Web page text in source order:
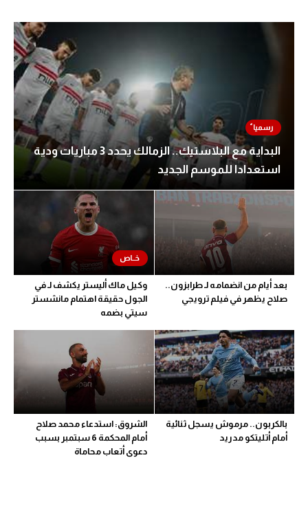
البداية مع البلاستيك.. الزمالك يحدد 3 مباريات ودية
استعدادا للموسم الجديد
بعد أيام من انضمامه لـ طرابزون..
صلاح يظهر في فيلم ترويجي
وكيل ماك أليستر يكشف لـ في
الجول حقيقة اهتمام مانشستر
سيتي بضمه
بالكربون.. مرموش يسجل ثنائية
أمام أتليتكو مدريد
الشروق: استدعاء محمد صلاح
أمام المحكمة 6 سبتمبر بسبب
دعوى أتعاب محاماة